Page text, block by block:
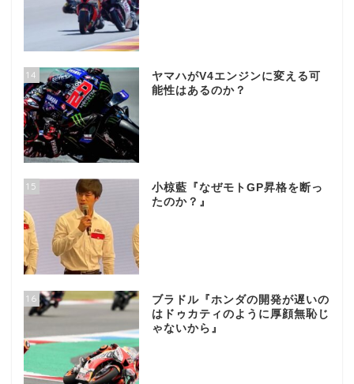
14
ヤマハがV4エンジンに変える可
能性はあるのか？
15
小椋藍『なぜモトGP昇格を断っ
たのか？』
16
ブラドル『ホンダの開発が遅いの
はドゥカティのように厚顔無恥じ
ゃないから』